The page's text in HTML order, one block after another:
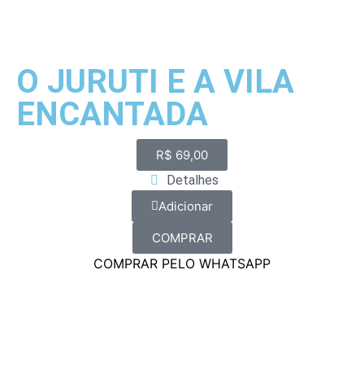
O JURUTI E A VILA
ENCANTADA
R$ 69,00
Detalhes
Adicionar
COMPRAR
COMPRAR PELO WHATSAPP